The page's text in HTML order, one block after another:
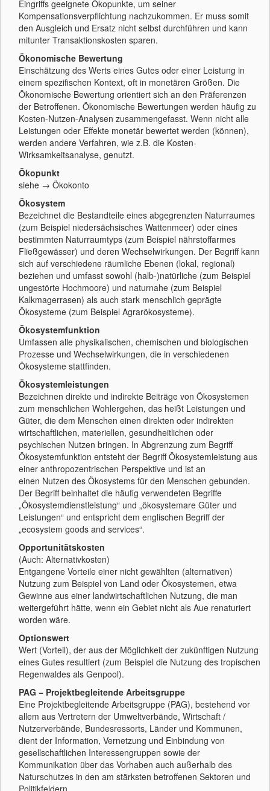
Eingriffs geeignete Ökopunkte, um seiner
Kompensationsverpflichtung nachzukommen. Er muss somit
den Ausgleich und Ersatz nicht selbst durchführen und kann
mitunter Transaktionskosten sparen.
Ökonomische Bewertung
Einschätzung des Werts eines Gutes oder einer Leistung in
einem spezifischen Kontext, oft in monetären Größen. Die
Ökonomische Bewertung orientiert sich an den Präferenzen
der Betroffenen. Ökonomische Bewertungen werden häufig zu
Kosten-Nutzen-Analysen zusammengefasst. Wenn nicht alle
Leistungen oder Effekte monetär bewertet werden (können),
werden andere Verfahren, wie z.B. die Kosten-
Wirksamkeitsanalyse, genutzt.
Ökopunkt
siehe → Ökokonto
Ökosystem
Bezeichnet die Bestandteile eines abgegrenzten Naturraumes
(zum Beispiel niedersächsisches Wattenmeer) oder eines
bestimmten Naturraumtyps (zum Beispiel nährstoffarmes
Fließgewässer) und deren Wechselwirkungen. Der Begriff kann
sich auf verschiedene räumliche Ebenen (lokal, regional)
beziehen und umfasst sowohl (halb-)natürliche (zum Beispiel
ungestörte Hochmoore) und naturnahe (zum Beispiel
Kalkmagerrasen) als auch stark menschlich geprägte
Ökosysteme (zum Beispiel Agrarökosysteme).
Ökosystemfunktion
Umfassen alle physikalischen, chemischen und biologischen
Prozesse und Wechselwirkungen, die in verschiedenen
Ökosysteme stattfinden.
Ökosystemleistungen
Bezeichnen direkte und indirekte Beiträge von Ökosystemen
zum menschlichen Wohlergehen, das heißt Leistungen und
Güter, die dem Menschen einen direkten oder indirekten
wirtschaftlichen, materiellen, gesundheitlichen oder
psychischen Nutzen bringen. In Abgrenzung zum Begriff
Ökosystemfunktion entsteht der Begriff Ökosystemleistung aus
einer anthropozentrischen Perspektive und ist an
einen Nutzen des Ökosystems für den Menschen gebunden.
Der Begriff beinhaltet die häufig verwendeten Begriffe
„Ökosystemdienstleistung“ und „ökosystemare Güter und
Leistungen“ und entspricht dem englischen Begriff der
„ecosystem goods and services“.
Opportunitätskosten
(Auch: Alternativkosten)
Entgangene Vorteile einer nicht gewählten (alternativen)
Nutzung zum Beispiel von Land oder Ökosystemen, etwa
Gewinne aus einer landwirtschaftlichen Nutzung, die man
weitergeführt hätte, wenn ein Gebiet nicht als Aue renaturiert
worden wäre.
Optionswert
Wert (Vorteil), der aus der Möglichkeit der zukünftigen Nutzung
eines Gutes resultiert (zum Beispiel die Nutzung des tropischen
Regenwaldes als Genpool).
PAG − Projektbegleitende Arbeitsgruppe
Eine Projektbegleitende Arbeitsgruppe (PAG), bestehend vor
allem aus Vertretern der Umweltverbände, Wirtschaft /
Nutzerverbände, Bundesressorts, Länder und Kommunen,
dient der Information, Vernetzung und Einbindung von
gesellschaftlichen Interessengruppen sowie der
Kommunikation über das Vorhaben auch außerhalb des
Naturschutzes in den am stärksten betroffenen Sektoren und
Politikfeldern.